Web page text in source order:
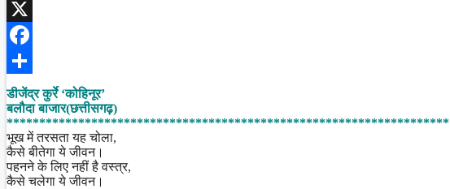
WhatsApp
X
Facebook
Share
डीजेंद्र कुर्रे ‘कोहिनूर’
बलौदा बाजार(छत्तीसगढ़)
********************************************************************
भूख में तरसता यह चोला,
कैसे बीतेगा ये जीवन।
पहनने के लिए नहीं है वस्त्र,
कैसे चलेगा ये जीवन।